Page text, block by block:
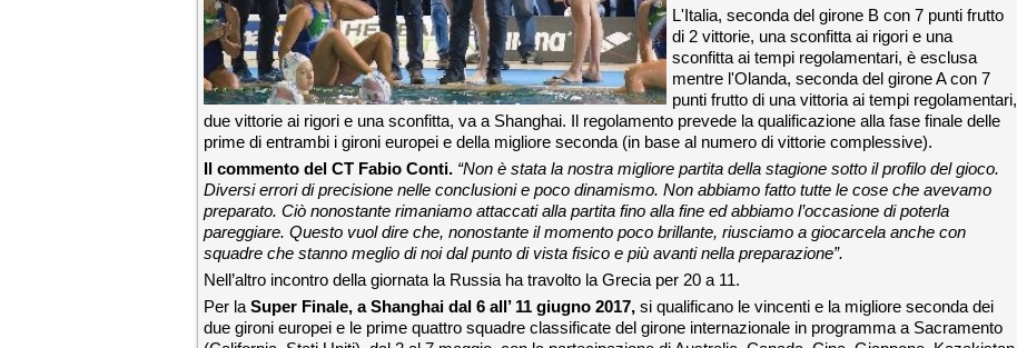
L'Italia, seconda del girone B con 7 punti frutto
di 2 vittorie, una sconfitta ai rigori e una
sconfitta ai tempi regolamentari, è esclusa
mentre l'Olanda, seconda del girone A con 7
punti frutto di una vittoria ai tempi regolamentari,
due vittorie ai rigori e una sconfitta, va a Shanghai. Il regolamento prevede la qualificazione alla fase finale delle
prime di entrambi i gironi europei e della migliore seconda (in base al numero di vittorie complessive).
Il commento del CT Fabio Conti. “Non è stata la nostra migliore partita della stagione sotto il profilo del gioco.
Diversi errori di precisione nelle conclusioni e poco dinamismo. Non abbiamo fatto tutte le cose che avevamo
preparato. Ciò nonostante rimaniamo attaccati alla partita fino alla fine ed abbiamo l’occasione di poterla
pareggiare. Questo vuol dire che, nonostante il momento poco brillante, riusciamo a giocarcela anche con
squadre che stanno meglio di noi dal punto di vista fisico e più avanti nella preparazione”.
Nell’altro incontro della giornata la Russia ha travolto la Grecia per 20 a 11.
Per la Super Finale, a Shanghai dal 6 all’ 11 giugno 2017, si qualificano le vincenti e la migliore seconda dei
due gironi europei e le prime quattro squadre classificate del girone internazionale in programma a Sacramento